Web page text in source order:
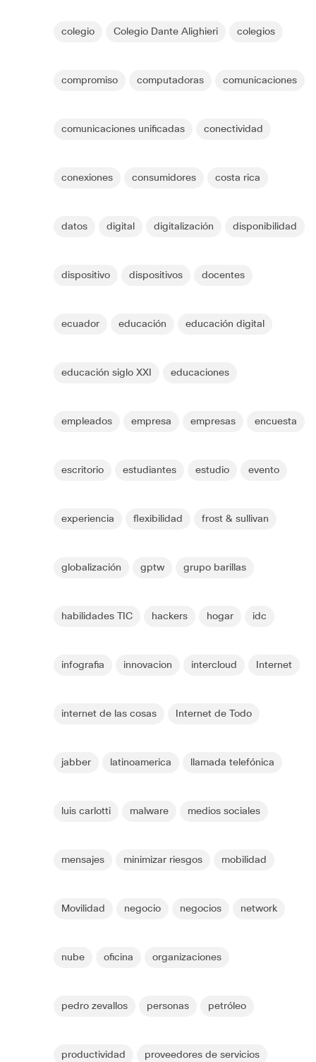
colegio Colegio Dante Alighieri colegios
compromiso computadoras comunicaciones
comunicaciones unificadas conectividad
conexiones consumidores costa rica
datos digital digitalización disponibilidad
dispositivo dispositivos docentes
ecuador educación educación digital
educación siglo XXI educaciones
empleados empresa empresas encuesta
escritorio estudiantes estudio evento
experiencia flexibilidad frost & sullivan
globalización gptw grupo barillas
habilidades TIC hackers hogar idc
infografia innovacion intercloud Internet
internet de las cosas Internet de Todo
jabber latinoamerica llamada telefónica
luis carlotti malware medios sociales
mensajes minimizar riesgos mobilidad
Movilidad negocio negocios network
nube oficina organizaciones
pedro zevallos personas petróleo
productividad proveedores de servicios